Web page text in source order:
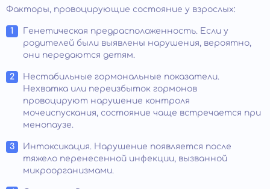
Факторы, провоцирующие состояние у взрослых:
Генетическая предрасположенность. Если у
родителей были выявлены нарушения, вероятно,
они передаются детям.
Нестабильные гормональные показатели.
Нехватка или переизбыток гормонов
провоцируют нарушение контроля
мочеиспускания, состояние чаще встречается при
менопаузе.
Интоксикация. Нарушение появляется после
тяжело перенесенной инфекции, вызванной
микроорганизмами.